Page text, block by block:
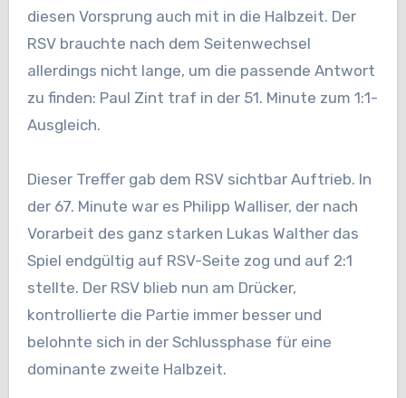
diesen Vorsprung auch mit in die Halbzeit. Der
RSV brauchte nach dem Seitenwechsel
allerdings nicht lange, um die passende Antwort
zu finden: Paul Zint traf in der 51. Minute zum 1:1-
Ausgleich.
Dieser Treffer gab dem RSV sichtbar Auftrieb. In
der 67. Minute war es Philipp Walliser, der nach
Vorarbeit des ganz starken Lukas Walther das
Spiel endgültig auf RSV-Seite zog und auf 2:1
stellte. Der RSV blieb nun am Drücker,
kontrollierte die Partie immer besser und
belohnte sich in der Schlussphase für eine
dominante zweite Halbzeit.